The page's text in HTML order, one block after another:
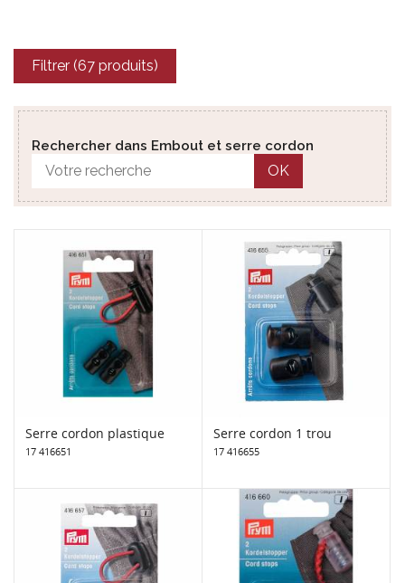
Filtrer (67 produits)
Rechercher dans Embout et serre cordon
OK
Serre cordon plastique
17 416651
Serre cordon 1 trou
17 416655